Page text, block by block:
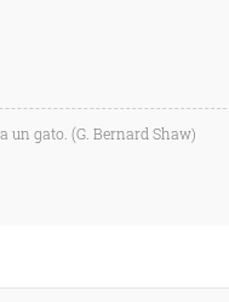
un gato. (G. Bernard Shaw)